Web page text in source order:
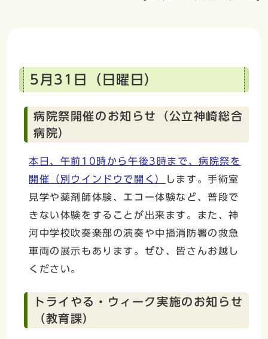
5月31日（日曜日）
病院祭開催のお知らせ（公立神崎総合
病院）
本日、午前10時から午後3時まで、病院祭を
開催
（別ウインドウで開く）
します。手術室
見学や薬剤師体験、エコー体験など、普段で
きない体験をすることが出来ます。また、神
河中学校吹奏楽部の演奏や中播消防署の救急
車両の展示もあります。ぜひ、皆さんお越し
ください。
トライやる・ウィーク実施のお知らせ
（教育課）